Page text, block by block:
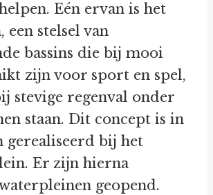
Eén ervan is het
een stelsel van
bassins die bij mooi
zijn voor sport en spel,
stevige regenval onder
staan. Dit concept is in
gerealiseerd bij het
Er zijn hierna
geopend.